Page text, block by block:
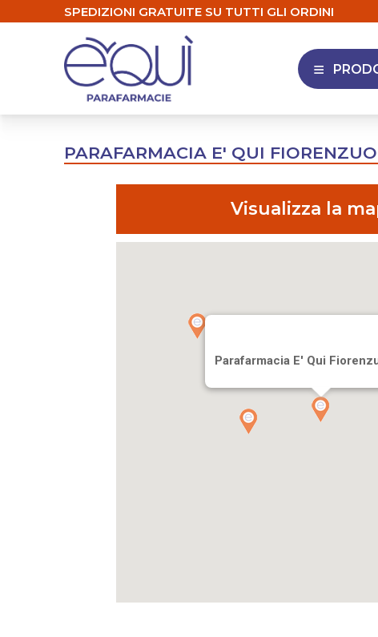
SPEDIZIONI GRATUITE SU TUTTI GLI ORDINI
APRI
PARAFARMACIA E' QUI
Visualizza la
Parafarmacia E' Qui